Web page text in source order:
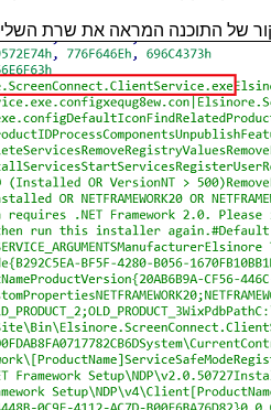
של התוכנה המראה את שרת